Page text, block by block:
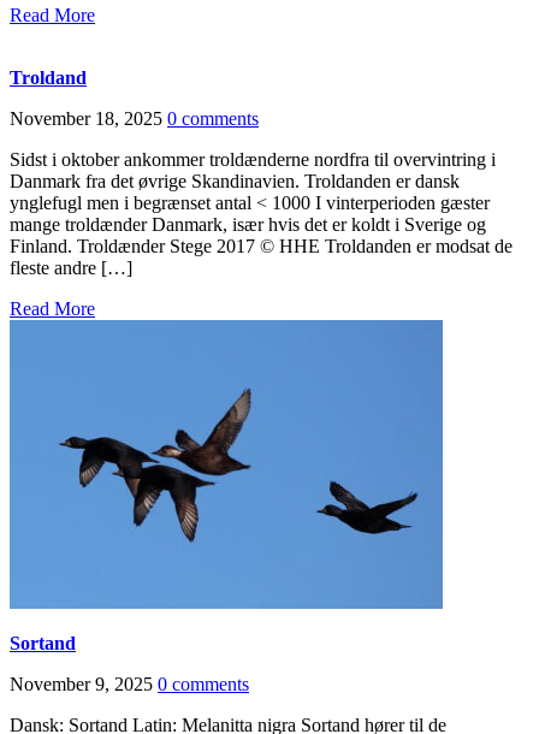
Read More
Troldand
November 18, 2025 0 comments
Sidst i oktober ankommer troldænderne nordfra til overvintring i
Danmark fra det øvrige Skandinavien. Troldanden er dansk
ynglefugl men i begrænset antal < 1000 I vinterperioden gæster
mange troldænder Danmark, især hvis det er koldt i Sverige og
Finland. Troldænder Stege 2017 © HHE Troldanden er modsat de
fleste andre […]
Read More
Sortand
November 9, 2025 0 comments
Dansk: Sortand Latin: Melanitta nigra Sortand hører til de